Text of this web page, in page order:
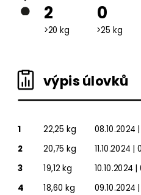
2
>20 kg
0
>25 kg
výpis úlovků
1 22,25 kg
08.10.2024
2
20,75 kg
11.10.2024 |
3
19,12 kg
10.10.2024 |
4
18,60 kg
09.10.2024